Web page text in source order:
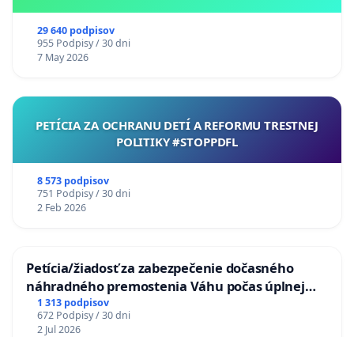
29 640 podpisov
955 Podpisy / 30 dni
7 May 2026
PETÍCIA ZA OCHRANU DETÍ A REFORMU TRESTNEJ
POLITIKY #STOPPDFL
8 573 podpisov
751 Podpisy / 30 dni
2 Feb 2026
Petícia/žiadosť za zabezpečenie dočasného
náhradného premostenia Váhu počas úplnej
uzávery Vážskeho mosta v Komárne
1 313 podpisov
672 Podpisy / 30 dni
2 Jul 2026